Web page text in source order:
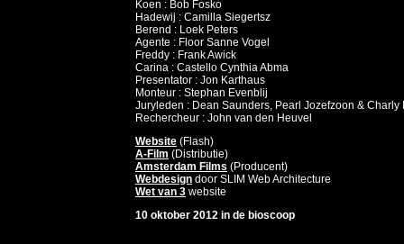
Koen : Bob Fosko
Hadewij : Camilla Siegertsz
Berend : Loek Peters
Agente : Floor Sanne Vogel
Freddy : Frank Awick
Carina : Castello Cynthia Abma
Presentator : Jon Karthaus
Monteur : Stephan Evenblij
Juryleden : Dean Saunders, Pearl Jozefzoon & Charly
Rechercheur : John van den Heuvel
Website (Flash)
A-Film (Distributie)
Amsterdam Films (Producent)
Webdesign door SLIM Web Architecture
Wet van 3 website
10 oktober 2012 in de bioscoop